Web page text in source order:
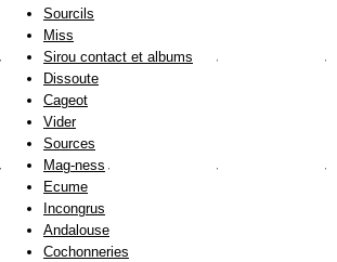
Sourcils
Miss
Sirou contact et albums
Dissoute
Cageot
Vider
Sources
Mag-ness
Ecume
Incongrus
Andalouse
Cochonneries